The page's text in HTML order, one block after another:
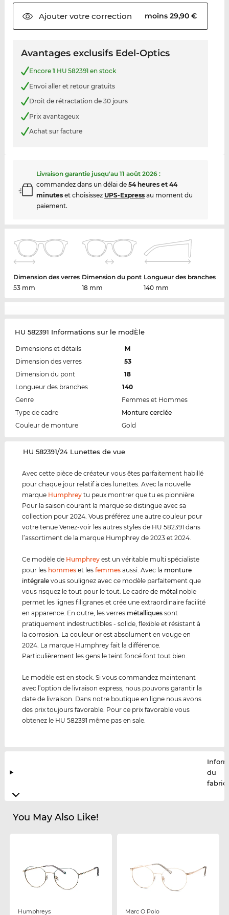
Ajouter votrecorrection moins 29,90 €
Avantages exclusifs Edel-Optics
Encore 1 HU 582391 en stock
Envoi aller et retour gratuits
Droit de rétractation de 30 jours
Prix avantageux
Achat sur facture
Livraison garantie jusqu'au 11 août 2026:
commandez dans un délai de 54 heures et 44
minuteset choisissez UPS-Expressau moment du
paiement.
Dimension des verres
53 mm
Dimension du pont
18 mm
Longueur des branches
140 mm
HU 582391 Informations sur le modÈle
Dimensions et détails
M
Dimension des verres
53
Dimension du pont
18
Longueur des branches
140
Genre
Femmes et Hommes
Type de cadre
Monture cerclée
Couleur de monture
Gold
‌HU 582391/24 Lunettes de vue
Avec cette pièce de créateur vous êtes parfaitement habillé
pour chaque jour relatif à des lunettes. Avec la nouvelle
marque Humphrey tu peux montrer que tu es pionnière.
Pour la saison courant la marque se distingue avec sa
collection pour 2024. Vous préférez une autre couleur pour
votre tenue Venez-voir les autres styles de HU 582391 dans
l’assortiment de la marque Humphrey de 2023 et 2024.
Ce modèle de Humphrey est un véritable multi spécialiste
pour les hommes et lesfemmes aussi. Avec la monture
intégrale vous soulignez avec ce modèle parfaitement que
vous risquez le tout pour le tout. Le cadre de métal noble
permet les lignes filigranes et crée une extraordinaire facilité
en apparence. En outre, les verres métalliques sont
pratiquement indestructibles - solide, flexible et résistant à
la corrosion. La couleuror est absolument en vouge en
2024. La marque Humphrey fait la différence.
Particulièrement les gens le teint foncé font tout bien.
Le modèle est en stock. Si vous commandez maintenant
avec l’option de livraison express, nous pouvons garantir la
date de livraison. Dans notre boutique en ligne nous avons
des prix toujours favorable. Pour ce prix favorable vous
obtenez le HU 582391 même pas en sale.
du
You May Also Like!
Humphreys Marc O Polo